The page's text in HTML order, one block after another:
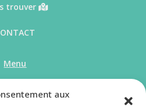
aux
trouver
Menu
Infos pratiques